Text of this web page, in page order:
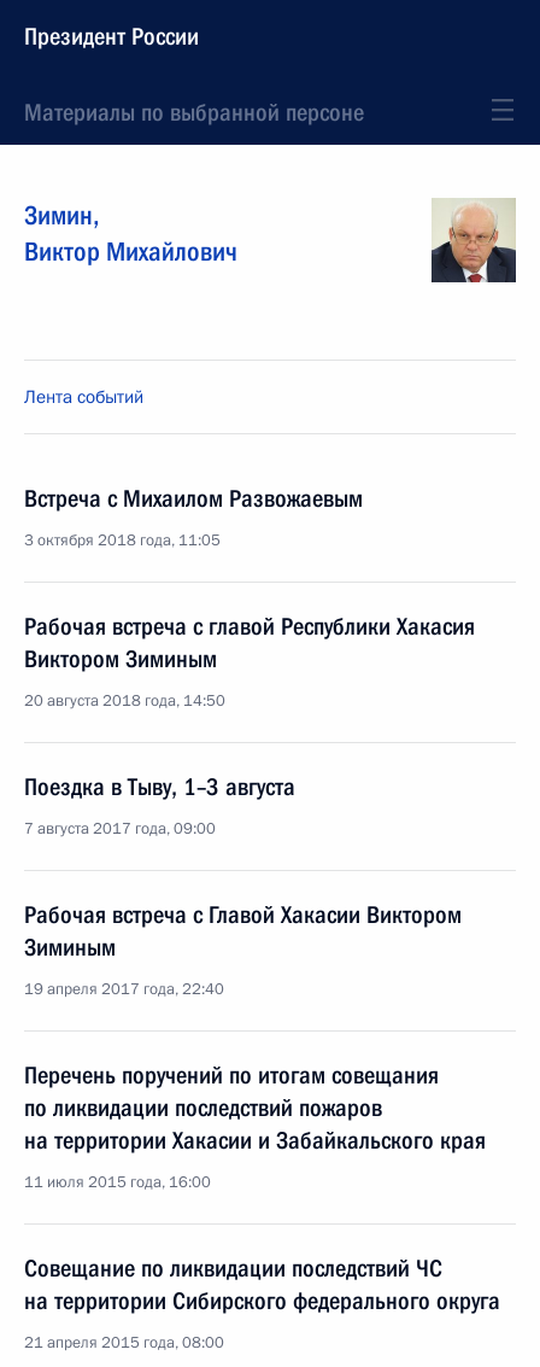
Президент России
Материалы по выбранной персоне
Зимин,
Виктор Михайлович
Лента событий
Встреча с Михаилом Развожаевым
3 октября 2018 года, 11:05
Рабочая встреча с главой Республики Хакасия
Виктором Зиминым
20 августа 2018 года, 14:50
Поездка в Тыву, 1–3 августа
7 августа 2017 года, 09:00
Рабочая встреча с Главой Хакасии Виктором
Зиминым
19 апреля 2017 года, 22:40
Перечень поручений по итогам совещания
по ликвидации последствий пожаров
на территории Хакасии и Забайкальского края
11 июля 2015 года, 16:00
Совещание по ликвидации последствий ЧС
на территории Сибирского федерального округа
21 апреля 2015 года, 08:00